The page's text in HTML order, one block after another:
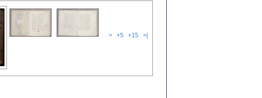
> +5 +15 >|